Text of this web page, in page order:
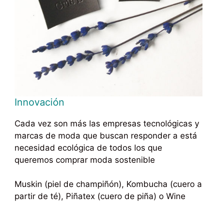
Innovación
Cada vez son más las empresas tecnológicas y
marcas de moda que buscan responder a está
necesidad ecológica de todos los que
queremos comprar moda sostenible
Muskin (piel de champiñón), Kombucha (cuero a
partir de té), Piñatex (cuero de piña) o Wine